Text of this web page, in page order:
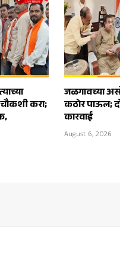
करा;
जळगावच्या
कठोर पाऊल;
कारवाई
August 6, 2026